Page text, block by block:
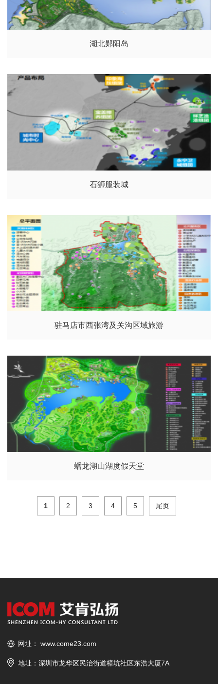
湖北郧阳岛
石狮服装城
驻马店市西张湾及关沟区域旅游
蟠龙湖山湖度假天堂
1 2 3 4 5 尾页
网址： www.come23.com
地址：深圳市龙华区民治街道樟坑社区东浩大厦7A